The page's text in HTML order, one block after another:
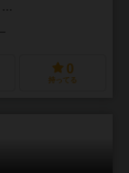
0
持ってる